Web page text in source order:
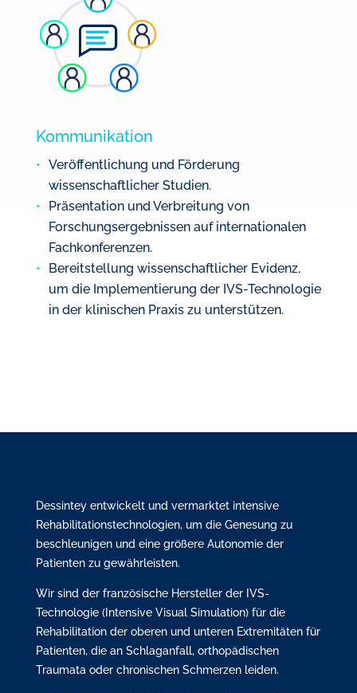
Kommunikation
Veröffentlichung und Förderung
wissenschaftlicher Studien.
Präsentation und Verbreitung von
Forschungsergebnissen auf internationalen
Fachkonferenzen.
Bereitstellung wissenschaftlicher Evidenz,
um die Implementierung der IVS-Technologie
in der klinischen Praxis zu unterstützen.
Dessintey entwickelt und vermarktet intensive
Rehabilitationstechnologien, um die Genesung zu
beschleunigen und eine größere Autonomie der
Patienten zu gewährleisten.
Wir sind der französische Hersteller der IVS-
Technologie (Intensive Visual Simulation) für die
Rehabilitation der oberen und unteren Extremitäten für
Patienten, die an Schlaganfall, orthopädischen
Traumata oder chronischen Schmerzen leiden.